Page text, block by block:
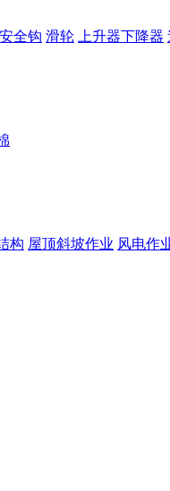
安全钩 滑轮 上升器下降器
构 屋顶斜坡作业 风电作